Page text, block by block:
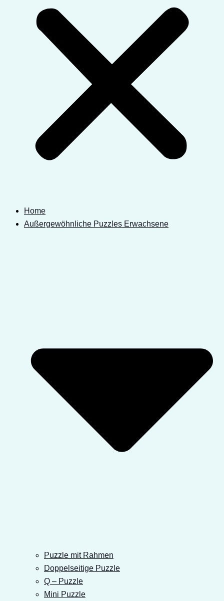
Home
Außergewöhnliche Puzzles Erwachsene
Puzzle mit Rahmen
Doppelseitige Puzzle
Q – Puzzle
Mini Puzzle